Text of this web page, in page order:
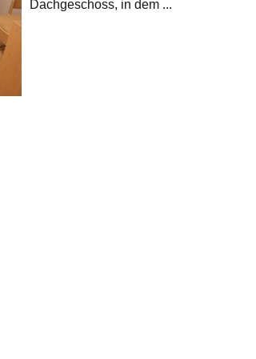
Dachgeschoss, in dem ...